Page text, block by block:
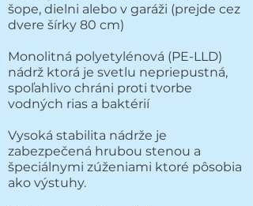
šope, dielni alebo v garáži (prejde cez
dvere šírky 80 cm)
Monolitná polyetylénová (PE-LLD)
nádrž ktorá je svetlu nepriepustná,
spoľahlivo chráni proti tvorbe
vodných rias a baktérií
Vysoká stabilita nádrže je
zabezpečená hrubou stenou a
špeciálnymi zúženiami ktoré pôsobia
ako výstuhy.